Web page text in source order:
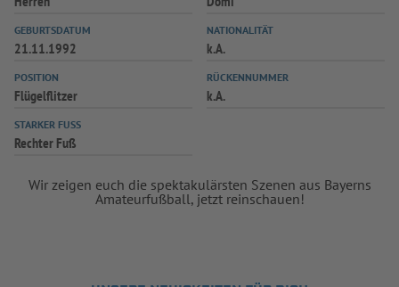
SPIELPLUS
GEBURTSDATUM
21.11.1992
NATIONALITÄT
k.A.
POSITION
Flügelflitzer
RÜCKENNUMMER
k.A.
STARKER FUSS
Rechter Fuß
Wir zeigen euch die spektakulärsten Szenen aus Bayerns
Amateurfußball, jetzt reinschauen!